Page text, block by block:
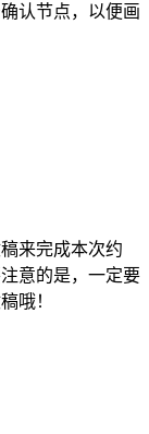
认节点，以便画
来完成本次约
意的是，一定要
哦！